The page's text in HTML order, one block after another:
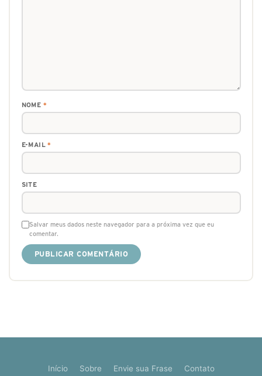
NOME *
E-MAIL*
SITE
Salvar meus dados neste navegador para a próxima vez que eu
comentar.
Início Sobre Envie sua Frase Contato